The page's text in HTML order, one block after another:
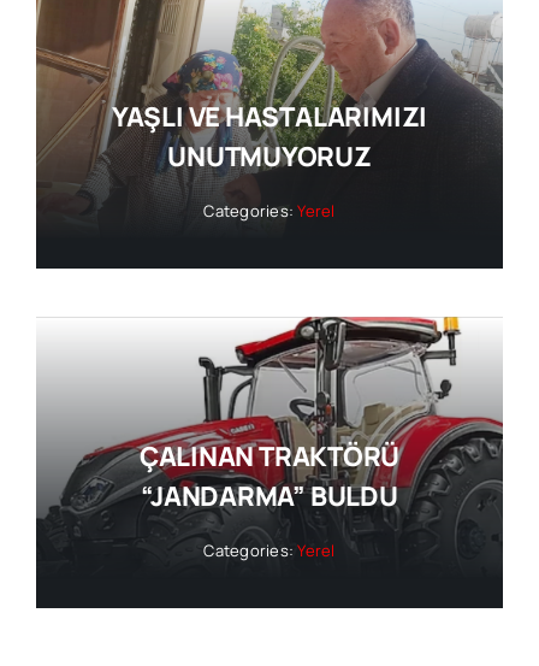
YAŞLI VE HASTALARIMIZI
UNUTMUYORUZ
Categories:Yerel
ÇALINAN TRAKTÖRÜ
“JANDARMA” BULDU
Categories:Yerel